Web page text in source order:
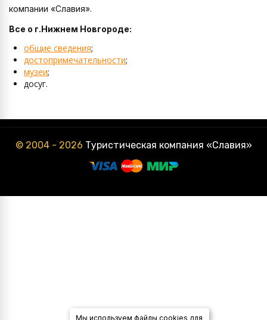
компании «Славия».
Все о г.Нижнем Новгороде:
общие сведения;
достопримечательности;
музеи;
досуг.
© 2004 - 2026 Туристическая компания «Славия»
Мы используем файлы cookies для